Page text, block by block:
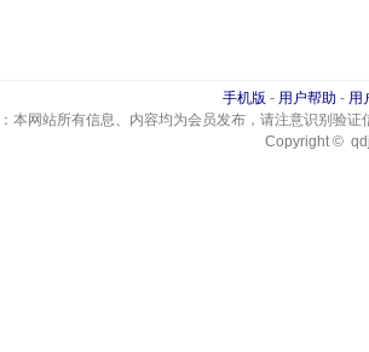
手机版 - 用户帮助 - 用
本网站所有信息、内容均为会员发布，请注意识别验
Copyright ©